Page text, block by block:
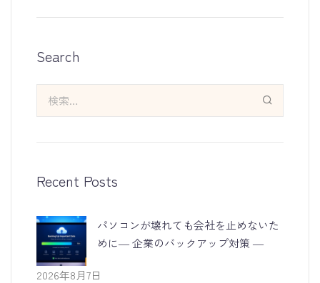
Search
Recent Posts
パソコンが壊れても会社を止めないた
めに― 企業のバックアップ対策 ―
2026年8月7日